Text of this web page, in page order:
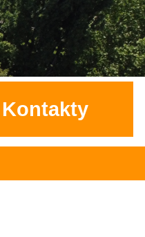
Kontakty